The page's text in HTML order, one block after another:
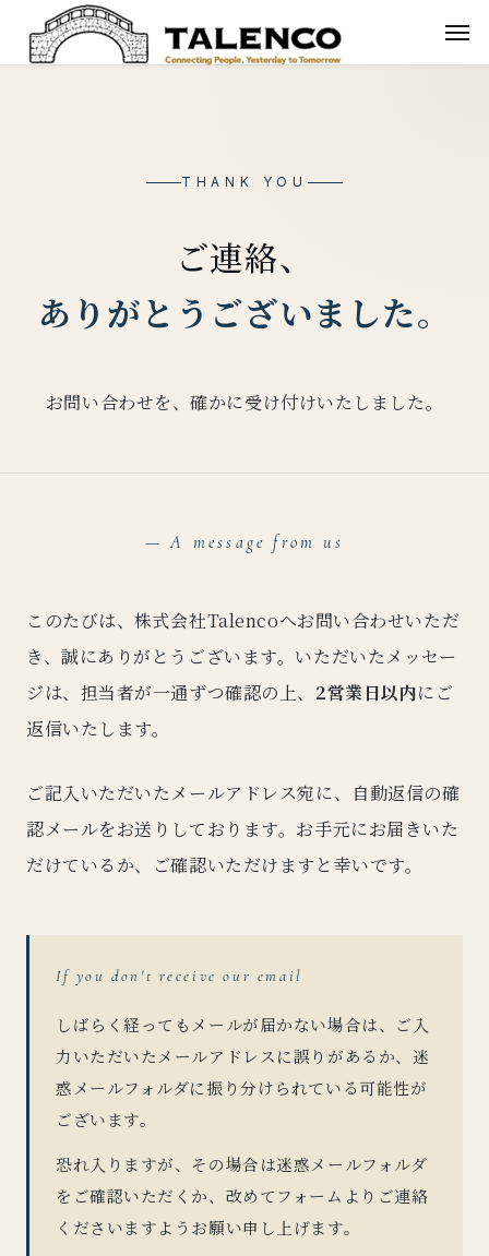
THANK YOU
ご連絡、
ありがとうございました。
お問い合わせを、確かに受け付けいたしました。
— A message from us
このたびは、株式会社Talencoへお問い合わせいただ
き、誠にありがとうございます。いただいたメッセー
ジは、担当者が一通ずつ確認の上、 2営業日以内にご
返信いたします。
ご記入いただいたメールアドレス宛に、自動返信の確
認メールをお送りしております。お手元にお届きいた
だけているか、ご確認いただけますと幸いです。
If you don't receive our email
しばらく経ってもメールが届かない場合は、ご入
力いただいたメールアドレスに誤りがあるか、迷
惑メールフォルダに振り分けられている可能性が
ございます。
恐れ入りますが、その場合は迷惑メールフォルダ
をご確認いただくか、改めてフォームよりご連絡
くださいますようお願い申し上げます。